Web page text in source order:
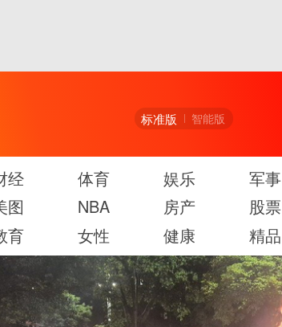
标准版 智能版
经 体育 娱乐 军事
图
NBA 房产 股票
育
女性 健康 精品